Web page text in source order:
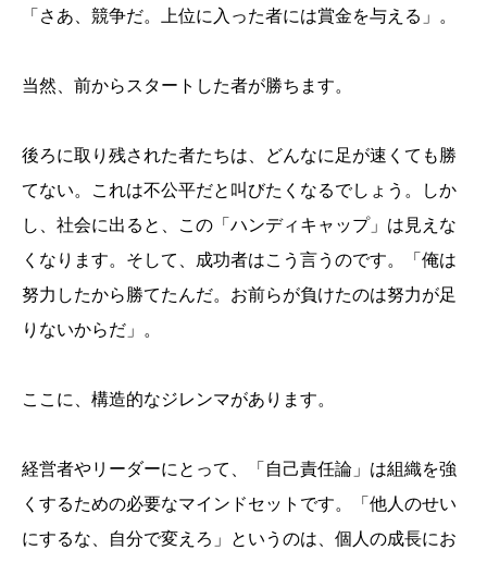
「さあ、競争だ。上位に入った者には賞金を与える」。
当然、前からスタートした者が勝ちます。
後ろに取り残された者たちは、どんなに足が速くても勝
てない。これは不公平だと叫びたくなるでしょう。しか
し、社会に出ると、この「ハンディキャップ」は見えな
くなります。そして、成功者はこう言うのです。「俺は
努力したから勝てたんだ。お前らが負けたのは努力が足
りないからだ」。
ここに、構造的なジレンマがあります。
経営者やリーダーにとって、「自己責任論」は組織を強
くするための必要なマインドセットです。「他人のせい
にするな、自分で変えろ」というのは、個人の成長にお